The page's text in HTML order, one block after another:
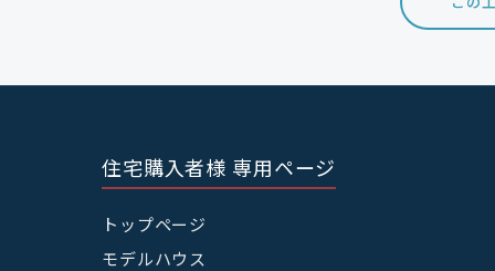
住宅購入者様 専用ページ
トップページ
モデルハウス